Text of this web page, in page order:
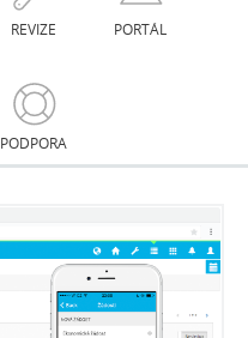
REVIZE PORTÁL
PODPORA